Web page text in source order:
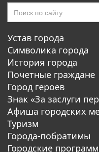
Устав города
Символика города
История города
Почетные граждане
Город героев
Знак «За заслуги
Афиша городских
Туризм
Города-побратимы
Городские